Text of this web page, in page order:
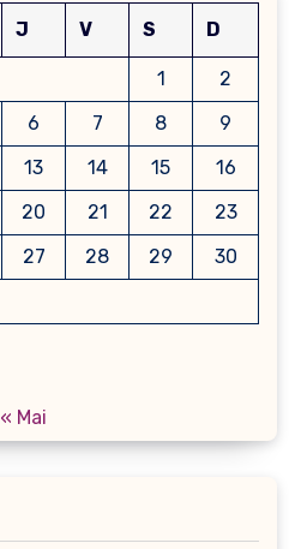
J V S D
1
2
6 7 8
9
13 14 15
16
20 21 22
23
27 28 29
30
« Mai